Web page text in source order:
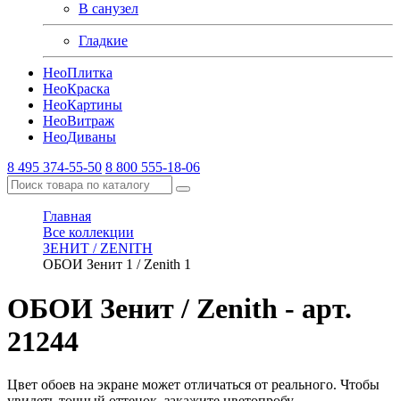
В санузел
Гладкие
НеоПлитка
НеоКраска
НеоКартины
НеоВитраж
НеоДиваны
8 495 374-55-50 8 800 555-18-06
Главная
Все коллекции
ЗЕНИТ / ZENITH
ОБОИ Зенит 1 / Zenith 1
ОБОИ Зенит / Zenith - арт.
21244
Цвет обоев на экране может отличаться от реального. Чтобы